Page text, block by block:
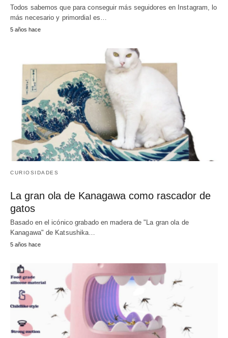
Todos sabemos que para conseguir más seguidores en Instagram, lo
más necesario y primordial es…
5 años hace
CURIOSIDADES
La gran ola de Kanagawa como rascador de
gatos
Basado en el icónico grabado en madera de "La gran ola de
Kanagawa" de Katsushika…
5 años hace